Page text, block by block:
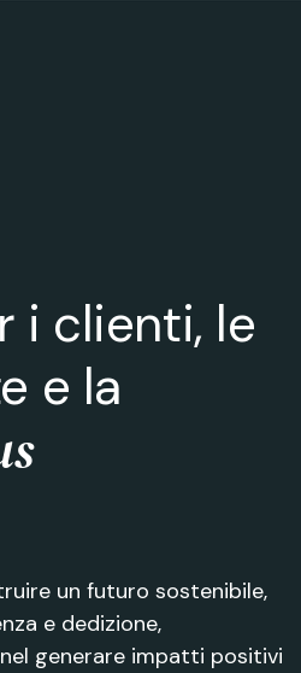
i clienti, le
e la
un futuro sostenibile,
e dedizione,
generare impatti positivi